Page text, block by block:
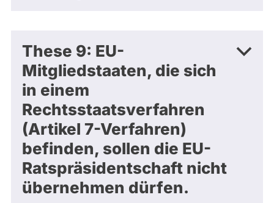
These 9: EU-
Mitgliedstaaten, die sich
in einem
Rechtsstaatsverfahren
(Artikel 7-Verfahren)
befinden, sollen die EU-
Ratspräsidentschaft nicht
übernehmen dürfen.